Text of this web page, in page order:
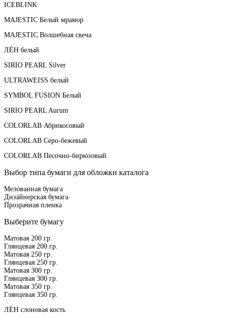
ICEBLINK
MAJESTIC Белый мрамор
MAJESTIC Волшебная свеча
ЛЁН белый
SIRIO PEARL Silver
ULTRAWEISS белый
SYMBOL FUSION Белый
SIRIO PEARL Aurum
COLORLAB Абрикосовый
COLORLAB Серо-бежевый
COLORLAB Песочно-бирюзовый
Выбор типа бумаги для обложки каталога
Мелованная бумага
Дизайнерская бумага
Прозрачная пленка
Выберите бумагу
Матовая 200 гр.
Глянцевая 200 гр.
Матовая 250 гр.
Глянцевая 250 гр.
Матовая 300 гр.
Глянцевая 300 гр.
Матовая 350 гр.
Глянцевая 350 гр.
ЛЁН слоновая кость